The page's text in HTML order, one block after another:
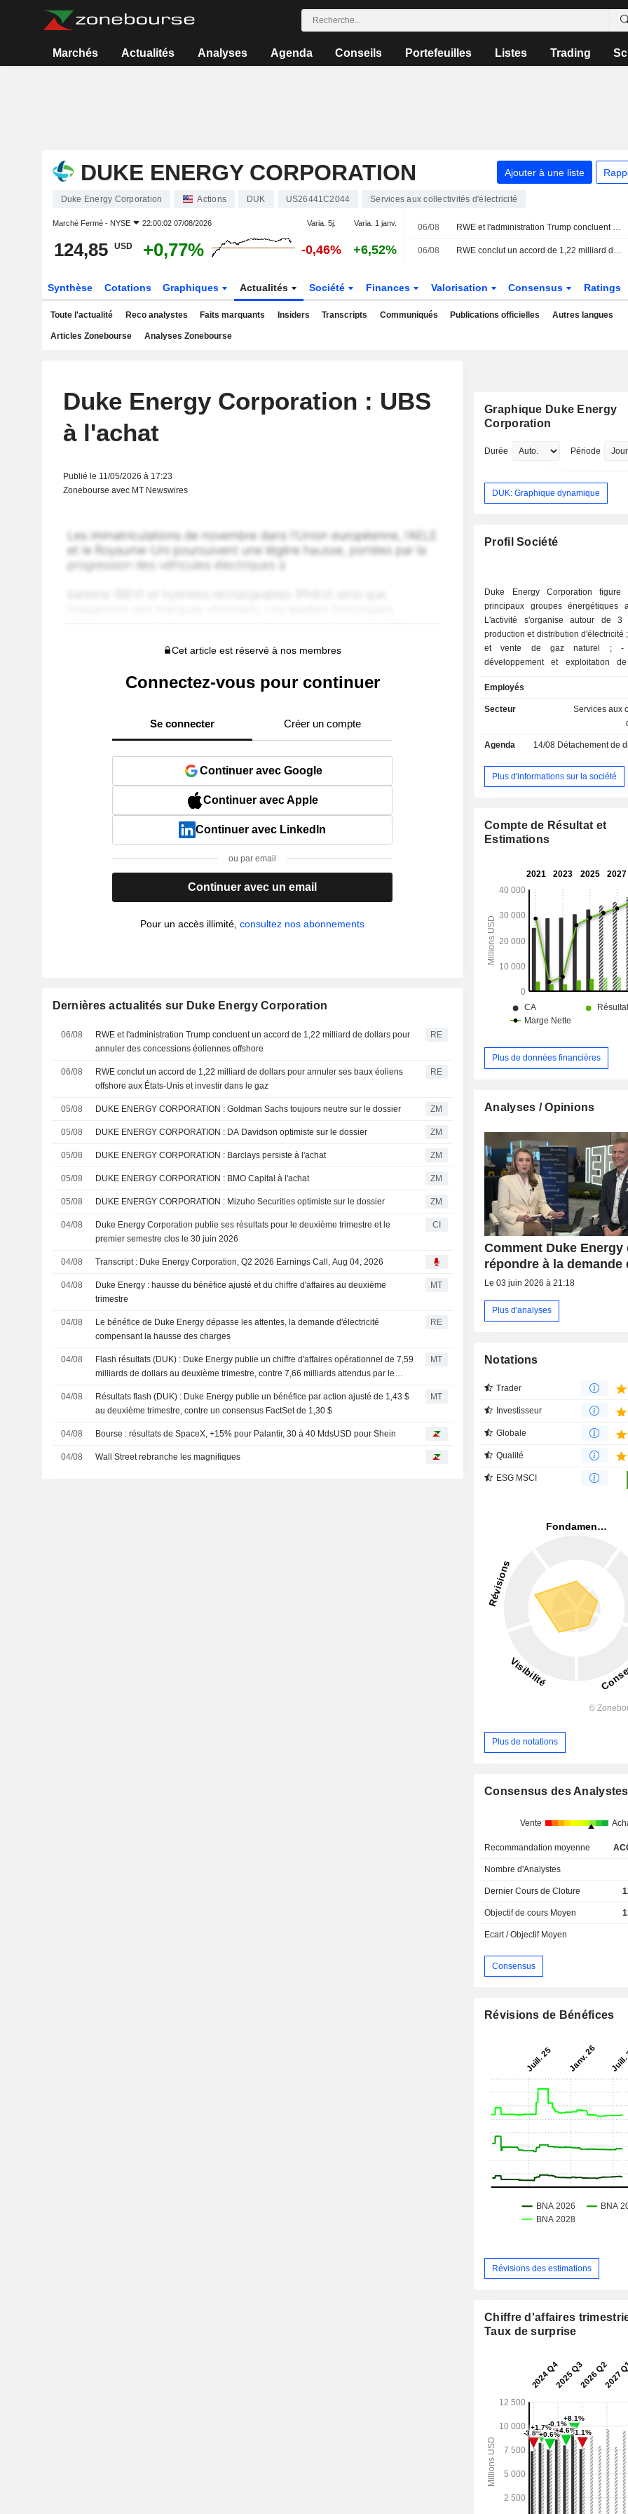
Marchés Actualités Analyses Agenda Conseils Portefeuilles Listes Trading
DUKE ENERGY CORPORATION Ajouter à une liste
Duke Energy Corporation Actions DUK US26441C2044 Services aux collectivités d'électricité
Marché Fermé - NYSE 22:00:02 07/08/2026 Varia. 5j. Varia. 1 janv.
124,85 USD +0,77% -0,46% +6,52%
06/08 RWE et l'administration Trump concluent un accord de 1,22 milliard de dollars pour annuler des concessions éoliennes offshore
06/08 RWE conclut un accord de 1,22 milliard de dollars pour annuler ses baux éoliens offshore aux États-Unis et investir dans le gaz
Synthèse Cotations Graphiques Actualités Société Finances Valorisation Consensus Ratings
Toute l'actualité Reco analystes Faits marquants Insiders Transcripts Communiqués Publications officielles Autres langues
Articles Zonebourse Analyses Zonebourse
Duke Energy Corporation : UBS
à l'achat
Publié le 11/05/2026 à 17:23
Zonebourse avec MT Newswires
Cet article est réservé à nos membres
Connectez-vous pour continuer
Se connecter Créer un compte
Continuer avec Google
Continuer avec Apple
Continuer avec LinkedIn
ou par email
Continuer avec un email
Pour un accès illimité,consultez nos abonnements
Dernières actualités sur Duke Energy Corporation
06/08
RWE et l'administration Trump concluent un accord de 1,22 milliard de dollars pour
annuler des concessions éoliennes offshore
RE
06/08
RWE conclut un accord de 1,22 milliard de dollars pour annuler ses baux éoliens
offshore aux États-Unis et investir dans le gaz
RE
05/08 DUKE ENERGY CORPORATION : Goldman Sachs toujours neutre sur le dossier ZM
05/08 DUKE ENERGY CORPORATION : DA Davidson optimiste sur le dossier ZM
05/08 DUKE ENERGY CORPORATION : Barclays persiste à l'achat ZM
05/08 DUKE ENERGY CORPORATION : BMO Capital à l'achat ZM
05/08 DUKE ENERGY CORPORATION : Mizuho Securities optimiste sur le dossier ZM
04/08
Duke Energy Corporation publie ses résultats pour le deuxième trimestre et le
premier semestre clos le 30 juin 2026
CI
04/08 Transcript : Duke Energy Corporation, Q2 2026 Earnings Call, Aug 04, 2026
04/08
Duke Energy : hausse du bénéfice ajusté et du chiffre d'affaires au deuxième
trimestre
MT
04/08
Le bénéfice de Duke Energy dépasse les attentes, la demande d'électricité
compensant la hausse des charges
RE
04/08
Flash résultats (DUK) : Duke Energy publie un chiffre d'affaires opérationnel de 7,59
milliards de dollars au deuxième trimestre, contre 7,66 milliards attendus par le
MT
04/08
Résultats flash (DUK) : Duke Energy publie un bénéfice par action ajusté de 1,43 $
au deuxième trimestre, contre un consensus FactSet de 1,30 $
MT
04/08 Bourse : résultats de SpaceX, +15% pour Palantir, 30 à 40 MdsUSD pour Shein
04/08 Wall Street rebranche les magnifiques
Graphique Duke Energy
Corporation
Durée Période
DUK: Graphique dynamique
Profil Société
Duke Energy Corporation figure
principaux groupes énergétiques
L'activité s'organise autour de
production et distribution d'électricité ; -
et vente de gaz naturel ; - autres :
développement et exploitation de
immobiliers commerciaux et
Employés
Secteur
Services aux
Agenda 14/08 Détachement de
Plus d'informations sur la société
Compte de Résultat et
Estimations
Plus de données financières
Analyses / Opinions
Comment Duke Energy
répondre à la demande
Le 03 juin 2026 à 21:18
Plus d'analyses
Notations
Trader
Investisseur
Globale
Qualité
ESG MSCI
Plus de notations
Consensus des Analystes
Vente
Recommandation moyenne
Nombre d'Analystes
Dernier Cours de Cloture
Objectif de cours Moyen
Ecart / Objectif Moyen
Consensus
Révisions de Bénéfices
Révisions des estimations
Chiffre d'affaires
Taux de surprise